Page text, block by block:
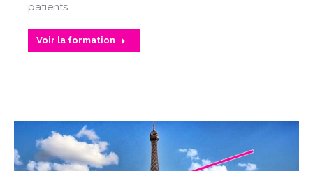
patients.
Voir la formation